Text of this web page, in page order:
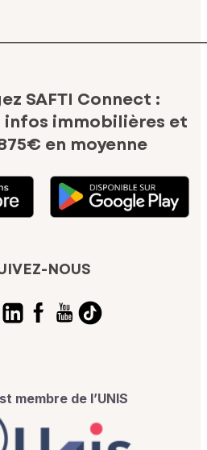
SAFTI Connect :
infos immobilières et
en moyenne
NOUS
membre de l’UNIS